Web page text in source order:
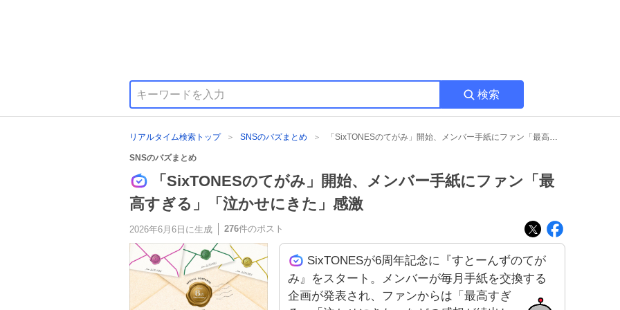
検索
リアルタイム検索トップ SNSのバズまとめ 「SixTONESのてがみ」開始、メンバー手紙にファン「最高すぎる」「泣かせにきた」感激
SNSのバズまとめ
「SixTONESのてがみ」開始、メンバー手紙にファン「最
高すぎる」「泣かせにきた」感激
2026年6月6日 に生成 276件のポスト
SixTONESが6周年記念に『すとーんずのてが
み』をスタート。メンバーが毎月手紙を交換する
企画が発表され、ファンからは「最高すぎ